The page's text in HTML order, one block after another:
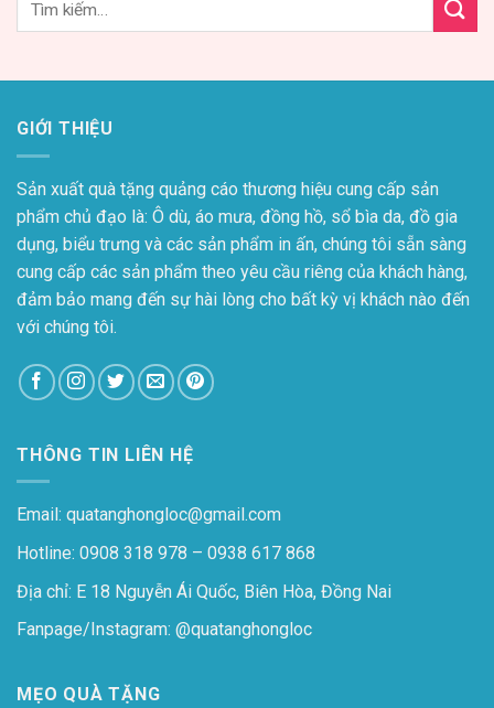
GIỚI THIỆU
Sản xuất quà tặng quảng cáo thương hiệu cung cấp sản
phẩm chủ đạo là: Ô dù, áo mưa, đồng hồ, sổ bìa da, đồ gia
dụng, biểu trưng và các sản phẩm in ấn, chúng tôi sẵn sàng
cung cấp các sản phẩm theo yêu cầu riêng của khách hàng,
đảm bảo mang đến sự hài lòng cho bất kỳ vị khách nào đến
với chúng tôi.
THÔNG TIN LIÊN HỆ
Email: quatanghongloc@gmail.com
Hotline: 0908 318 978 – 0938 617 868
Địa chỉ: E 18 Nguyễn Ái Quốc, Biên Hòa, Đồng Nai
Fanpage/Instagram: @quatanghongloc
MẸO QUÀ TẶNG